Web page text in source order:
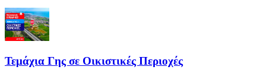
Τεμάχια Γης σε Οικιστικές Περιοχές